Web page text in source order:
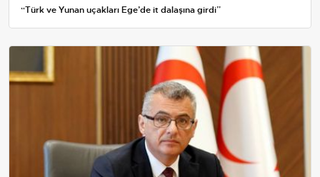
“Türk ve Yunan uçakları Ege’de it dalaşına girdi”